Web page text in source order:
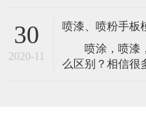
程度的运动
发生裂痕或是变
解清楚为什么
后，来做好前期
30
2020-11
喷漆、喷粉手板
喷涂，喷漆，
么区别？相信很